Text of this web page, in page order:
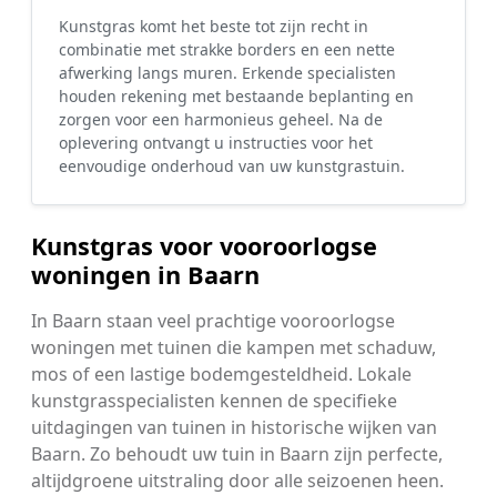
Kunstgras komt het beste tot zijn recht in
combinatie met strakke borders en een nette
afwerking langs muren. Erkende specialisten
houden rekening met bestaande beplanting en
zorgen voor een harmonieus geheel. Na de
oplevering ontvangt u instructies voor het
eenvoudige onderhoud van uw kunstgrastuin.
Kunstgras voor vooroorlogse
woningen in Baarn
In Baarn staan veel prachtige vooroorlogse
woningen met tuinen die kampen met schaduw,
mos of een lastige bodemgesteldheid. Lokale
kunstgrasspecialisten kennen de specifieke
uitdagingen van tuinen in historische wijken van
Baarn. Zo behoudt uw tuin in Baarn zijn perfecte,
altijdgroene uitstraling door alle seizoenen heen.